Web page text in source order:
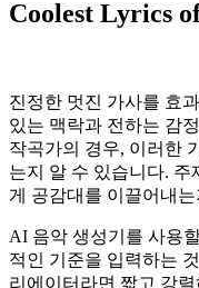
Coolest Lyrics
진정한 멋진 가사를 효
있는 맥락과 전하는 감
작곡가의 경우, 이러한
는지 알 수 있습니다. 주
게 공감대를 이끌어내
AI 음악 생성기를 사용
적인 기준을 입력하는
리에이터라면 짧고 강